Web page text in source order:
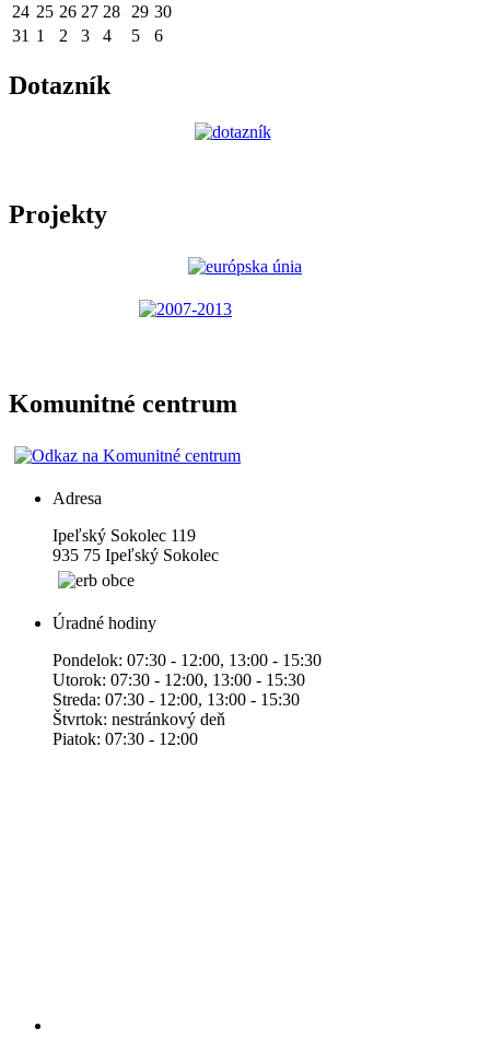
24 25 26 27 28 29 30
31 1 2 3 4 5 6
Dotazník
Projekty
Komunitné centrum
Adresa
Ipeľský Sokolec 119
935 75 Ipeľský Sokolec
Úradné hodiny
Pondelok: 07:30 - 12:00, 13:00 - 15:30
Utorok: 07:30 - 12:00, 13:00 - 15:30
Streda: 07:30 - 12:00, 13:00 - 15:30
Štvrtok: nestránkový deň
Piatok: 07:30 - 12:00